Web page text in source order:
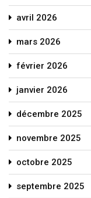
avril 2026
mars 2026
février 2026
janvier 2026
décembre 2025
novembre 2025
octobre 2025
septembre 2025